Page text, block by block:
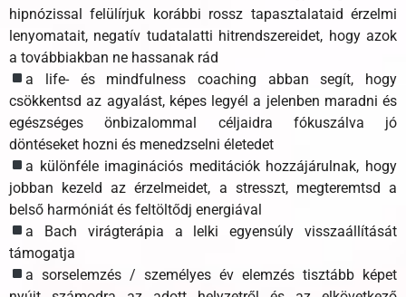
hipnózissal felülírjuk korábbi rossz tapasztalataid érzelmi
lenyomatait, negatív tudatalatti hitrendszereidet, hogy azok
a továbbiakban ne hassanak rád
a life- és mindfulness coaching abban segít, hogy
csökkentsd az agyalást, képes legyél a jelenben maradni és
egészséges önbizalommal céljaidra fókuszálva jó
döntéseket hozni és menedzselni életedet
a különféle imaginációs meditációk hozzájárulnak, hogy
jobban kezeld az érzelmeidet, a stresszt, megteremtsd a
belső harmóniát és feltöltődj energiával
a Bach virágterápia a lelki egyensúly visszaállítását
támogatja
a sorselemzés / személyes év elemzés tisztább képet